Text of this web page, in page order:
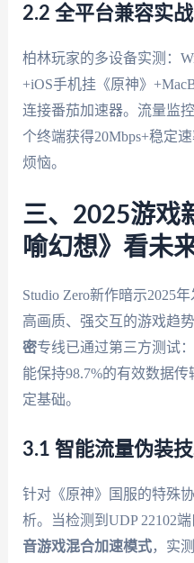
2.2 全平台兼容实战
柏林玩家的多设备实测：
+iOS手机挂《原神》
连接番茄加速器。流量监控
个终端获得20Mbps+稳定
烦恼。
三、2025游戏
喻幻想》看未
Studio Zero新作暗示2025
高画质、强交互的游戏趋
密专线已通过第三方测试
能保持98.7%的有效数据
定基础。
3.1 智能流量伪装
针对《原神》国服的特殊
析。当检测到UDP 22102
音游戏混合加速模式，实